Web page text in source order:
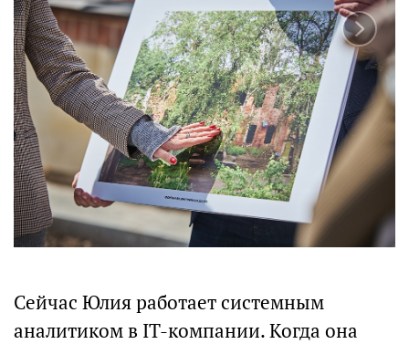
Сейчас Юлия работает системным
аналитиком в IT-компании. Когда она